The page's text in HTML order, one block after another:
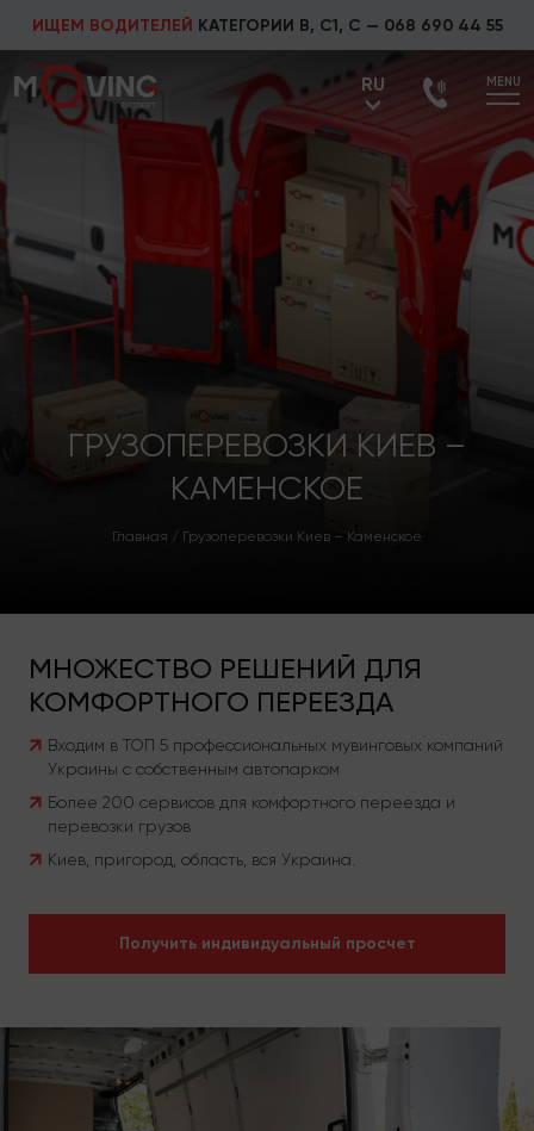
ИЩЕМ ВОДИТЕЛЕЙ КАТЕГОРИИ В, С1, С — 068 690 44 55
RU MENU
ГРУЗОПЕРЕВОЗКИ КИЕВ –
КАМЕНСКОЕ
Главная / Грузоперевозки Киев – Каменское
МНОЖЕСТВО РЕШЕНИЙ ДЛЯ
КОМФОРТНОГО ПЕРЕЕЗДА
Входим в ТОП 5 профессиональных мувинговых компаний
Украины с собственным автопарком
Более 200 сервисов для комфортного переезда и
перевозки грузов
Киев, пригород, область, вся Украина.
Получить индивидуальный просчет